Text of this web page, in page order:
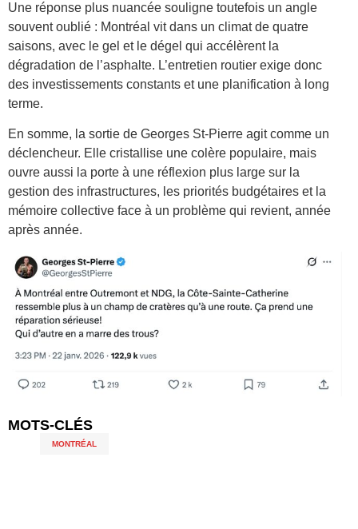
Une réponse plus nuancée souligne toutefois un angle
souvent oublié : Montréal vit dans un climat de quatre
saisons, avec le gel et le dégel qui accélèrent la
dégradation de l’asphalte. L’entretien routier exige donc
des investissements constants et une planification à long
terme.
En somme, la sortie de Georges St-Pierre agit comme un
déclencheur. Elle cristallise une colère populaire, mais
ouvre aussi la porte à une réflexion plus large sur la
gestion des infrastructures, les priorités budgétaires et la
mémoire collective face à un problème qui revient, année
après année.
MOTS-CLÉS
MONTRÉAL